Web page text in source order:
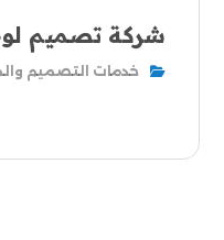
شركة تصميم
خدمات التصميم